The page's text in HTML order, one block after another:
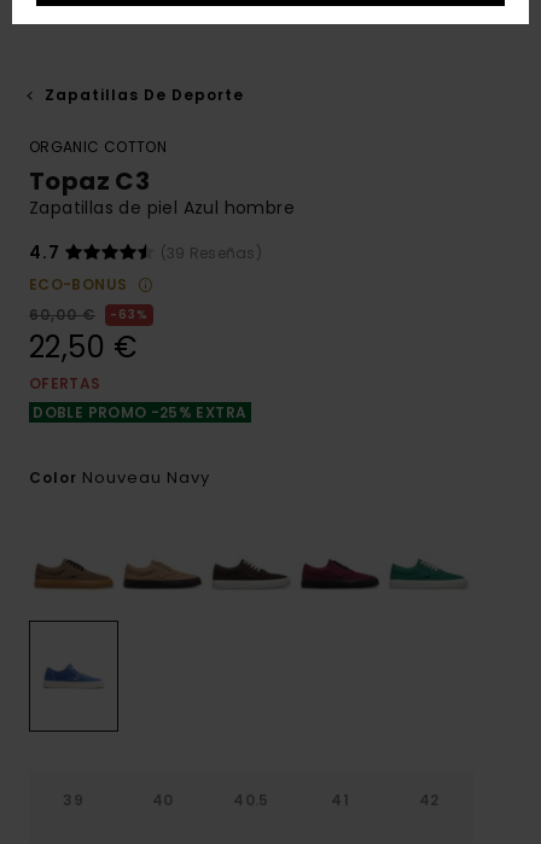
Zapatillas De Deporte
ORGANIC COTTON
Topaz C3
Zapatillas de piel Azul hombre
4.7
(39 Reseñas)
ECO-BONUS
60,00 €
63%
22,50 €
OFERTAS
DOBLE PROMO -25% EXTRA
Color Nouveau Navy
39 40 40.5 41 42